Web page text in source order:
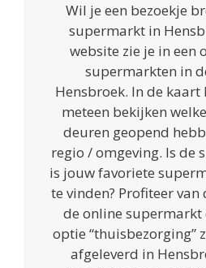
Wil je een bezoekje
supermarkt in
website zie je in een
supermarkten in
Hensbroek. In de
meteen bekijken
deuren geopend
regio / omgeving. Is de
is jouw favoriete
te vinden? Profiteer van
de online supermarkt
optie “thuisbezorging”
afgeleverd in